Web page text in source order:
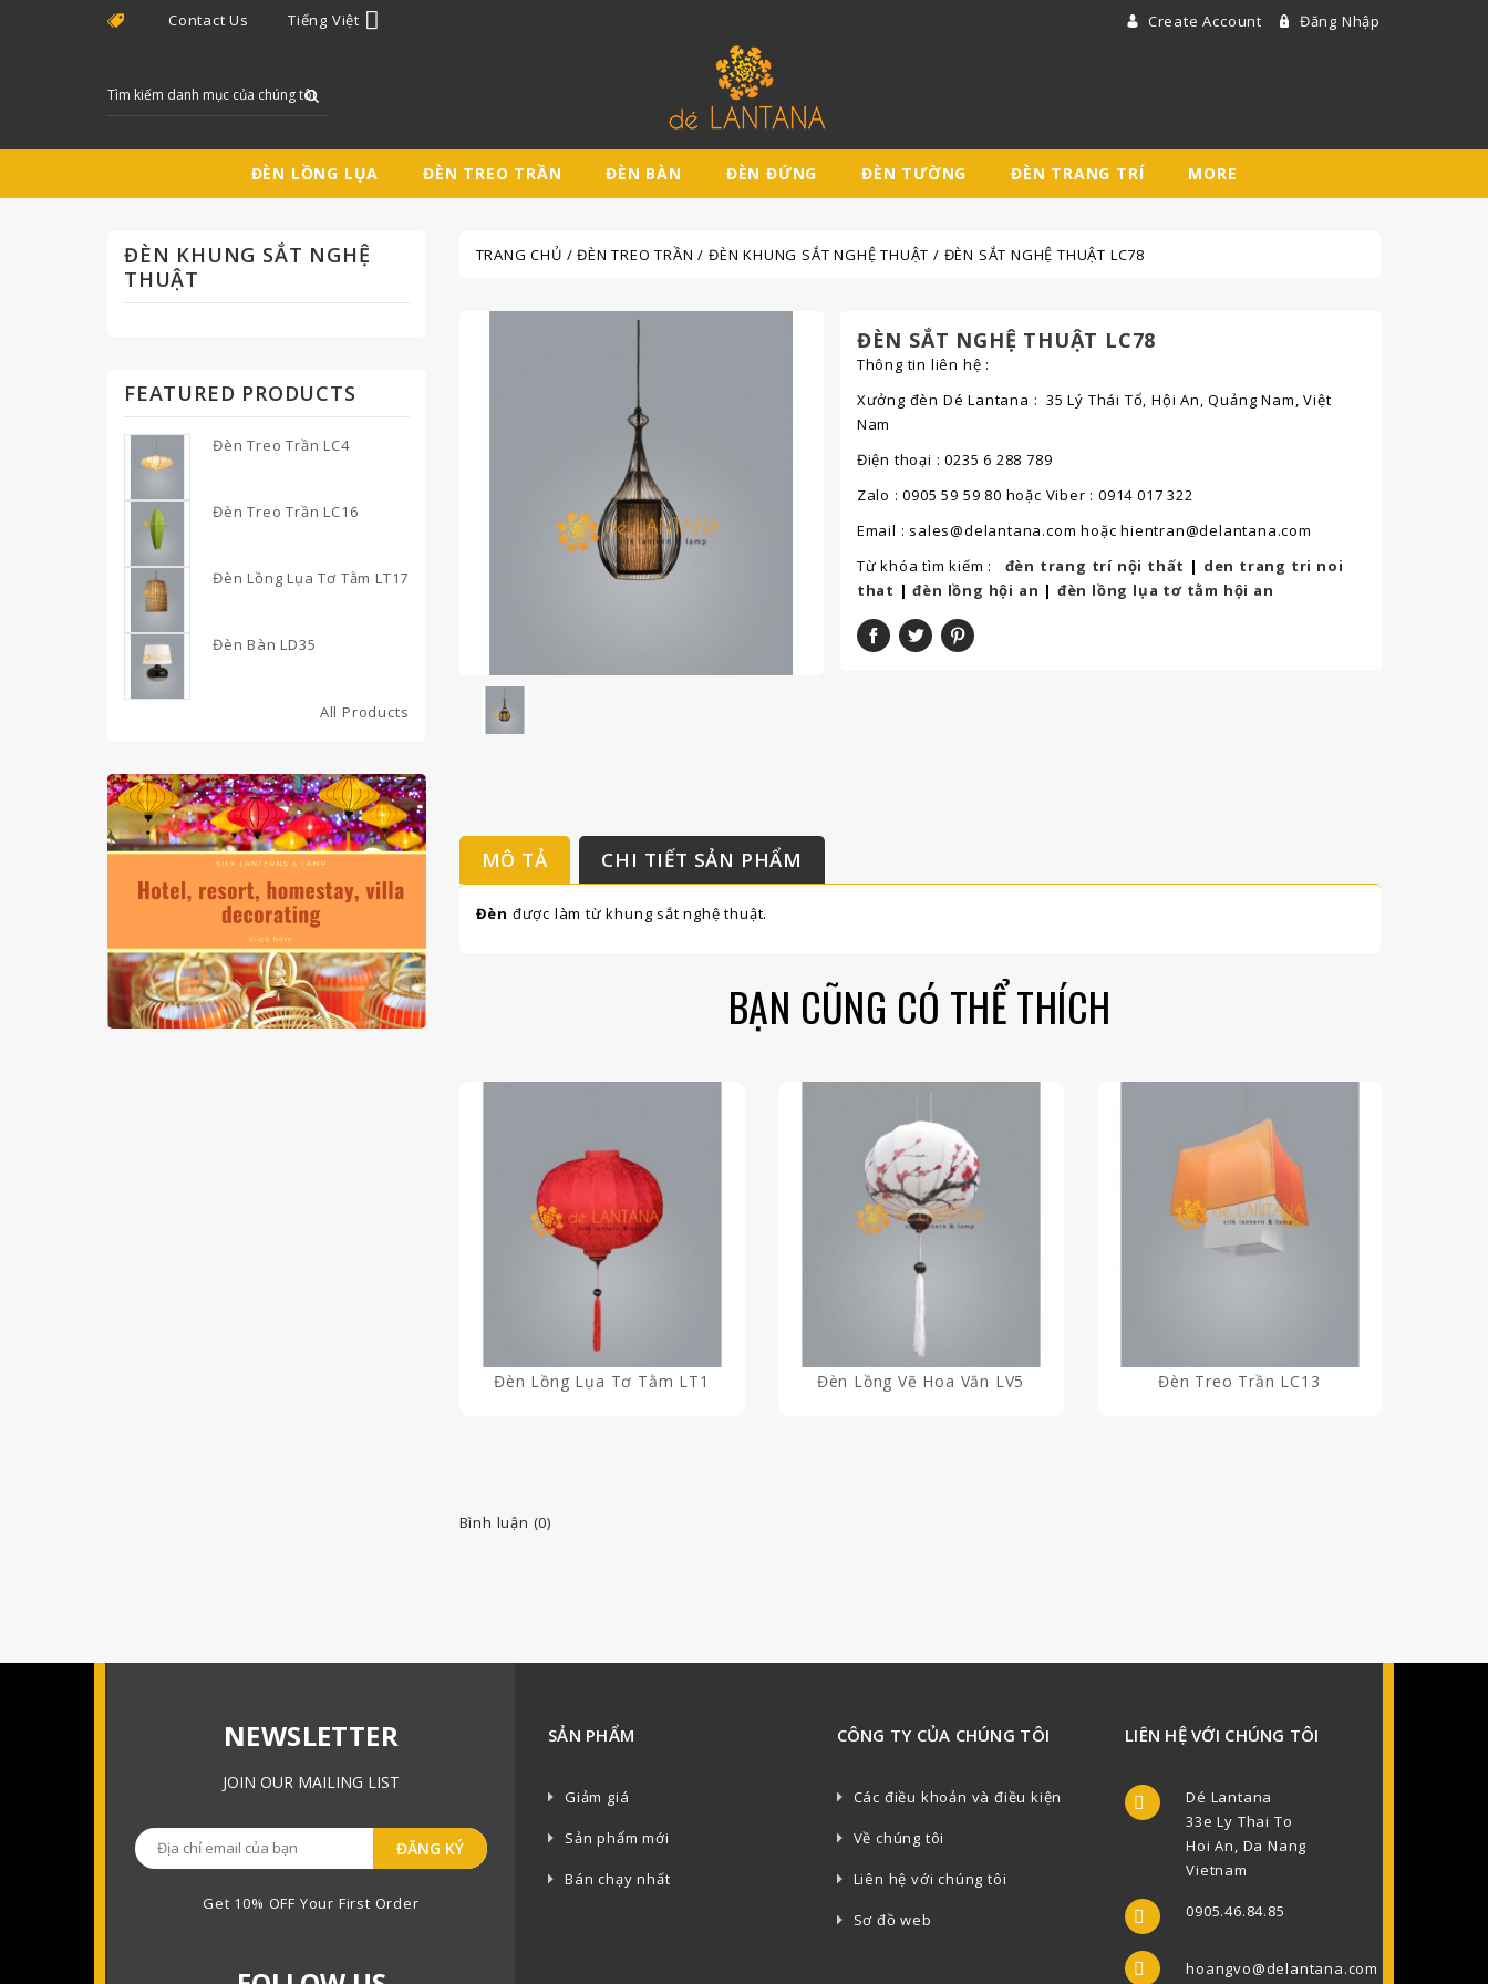
Contact Us Tiếng Việt  Create Account Đăng Nhập
ĐÈN LỒNG LỤA ĐÈN TREO TRẦN ĐÈN BÀN ĐÈN ĐỨNG ĐÈN TƯỜNG ĐÈN TRANG TRÍ MORE
ĐÈN KHUNG SẮT NGHỆ
THUẬT
FEATURED PRODUCTS
Đèn Treo Trần LC4
Đèn Treo Trần LC16
Đèn Lồng Lụa Tơ Tằm LT17
Đèn Bàn LD35
All Products
TRANG CHỦ ĐÈN TREO TRẦN ĐÈN KHUNG SẮT NGHỆ THUẬT ĐÈN SẮT NGHỆ THUẬT LC78
ĐÈN SẮT NGHỆ THUẬT LC78
Thông tin liên hệ :
Xưởng đèn Dé Lantana : 35 Lý Thái Tổ, Hội An, Quảng Nam, Việt
Nam
Điện thoại : 0235 6 288 789
Zalo : 0905 59 59 80 hoặc Viber : 0914 017 322
Email : sales@delantana.com hoặc hientran@delantana.com
Từ khóa tìm kiếm :
đèn trang trí nội thất | den trang tri noi
that |đèn lồng hội an | đèn lồng lụa tơ tằm hội an
MÔ TẢ CHI TIẾT SẢN PHẨM
Đèn được làm từ khung sắt nghệ thuật.
BẠN CŨNG CÓ THỂ THÍCH
Đèn Lồng Lụa Tơ Tằm LT1 Đèn Lồng Vẽ Hoa Văn LV5 Đèn Treo Trần LC13
Bình luận (0)
NEWSLETTER
JOIN OUR MAILING LIST
Get 10% OFF Your First Order
SẢN PHẨM
Giảm giá
Sản phẩm mới
Bán chạy nhất
CÔNG TY CỦA CHÚNG TÔI
Các điều khoản và điều kiện
Về chúng tôi
Liên hệ với chúng tôi
Sơ đồ web
LIÊN HỆ VỚI CHÚNG TÔI

Dé Lantana
33e Ly Thai To
Hoi An, Da Nang
Vietnam
 0905.46.84.85
 hoangvo@delantana.com